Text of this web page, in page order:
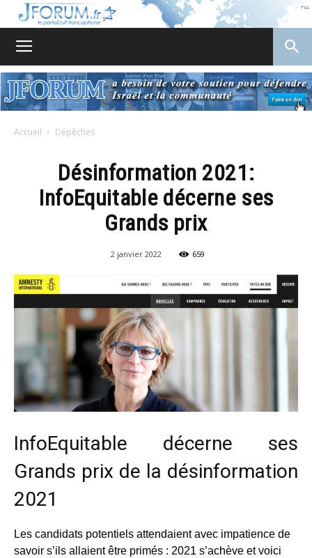
Accueil Dépêches
Désinformation 2021:
InfoEquitable décerne ses
Grands prix
2 janvier 2022 659
InfoEquitable décerne ses
Grands prix de la désinformation
2021
Les candidats potentiels attendaient avec impatience de
savoir s’ils allaient être primés : 2021 s’achève et voici